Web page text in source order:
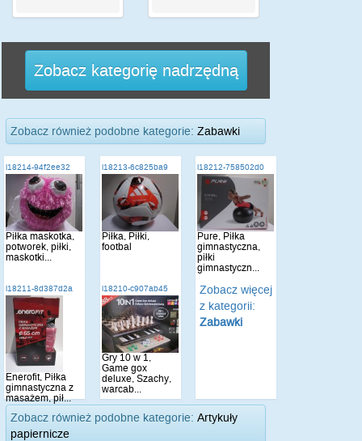
Zobacz kategorię nadrzędną
Zobacz również podobne kategorie: Zabawki
i18214-94f2ee32
Piłka maskotka,
potworek, piłki,
maskotki...
i18213-6c825ba9
Piłka, Piłki,
footbal
i18212-758502d0
Pure, Piłka
gimnastyczna,
piłki
gimnastyczn...
i18211-8d387d2a
Enerofit, Piłka
gimnastyczna z
masażem, pił...
i18210-c907ab45
Gry 10 w 1,
Game gox
deluxe, Szachy,
warcab...
Zobacz więcej
z kategorii:
Zabawki
Zobacz również podobne kategorie: Artykuły
papiernicze